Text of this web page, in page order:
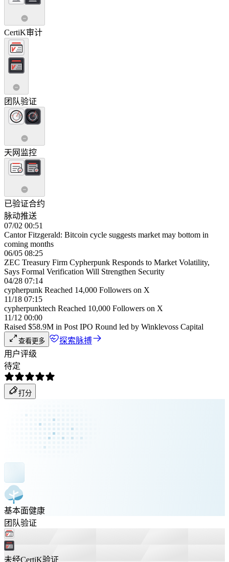
CertiK审计
团队验证
天网监控
已验证合约
脉动推送
07/02 00:51
Cantor Fitzgerald: Bitcoin cycle suggests market may bottom in
coming months
06/05 08:25
ZEC Treasury Firm Cypherpunk Responds to Market Volatility,
Says Formal Verification Will Strengthen Security
04/28 07:14
cypherpunk Reached 14,000 Followers on X
11/18 07:15
cypherpunktech Reached 10,000 Followers on X
11/12 00:00
Raised $58.9M in Post IPO Round led by Winklevoss Capital
查看更多
探索脉搏
用户评级
待定
打分
基本面健康
团队验证
未经CertiK验证